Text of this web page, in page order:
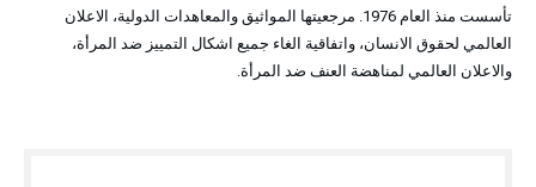
تأسست منذ العام 1976. مرجعيتها المواثيق والمعاهدات الدولية، الاعلان
العالمي لحقوق الانسان، واتفاقية الغاء جميع اشكال التمييز ضد المرأة،
والاعلان العالمي لمناهضة العنف ضد المرأة.